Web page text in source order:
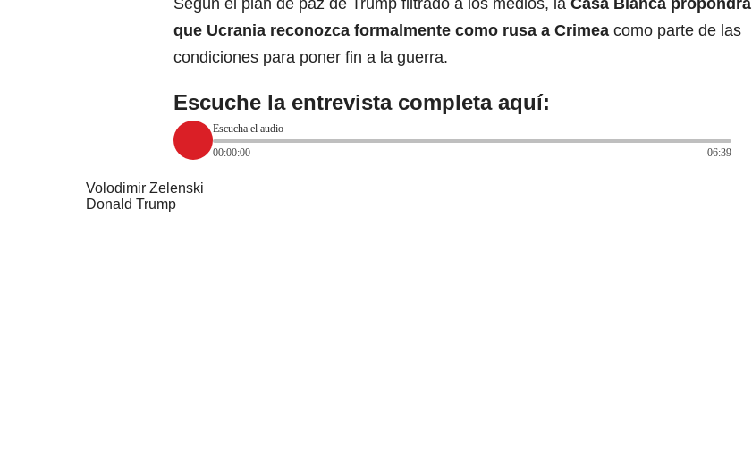
Según el plan de paz de Trump filtrado a los medios, la Casa Blanca propondrá
que Ucrania reconozca formalmente como rusa a Crimea como parte de las
condiciones para poner fin a la guerra.
Escuche la entrevista completa aquí:
Escucha el audio
00:00:00
06:39
Volodimir Zelenski
Donald Trump